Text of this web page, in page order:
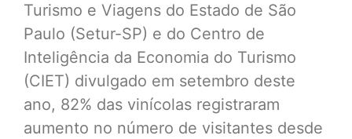
Turismo e Viagens do Estado de São
Paulo (Setur-SP) e do Centro de
Inteligência da Economia do Turismo
(CIET) divulgado em setembro deste
ano, 82% das vinícolas registraram
aumento no número de visitantes desde